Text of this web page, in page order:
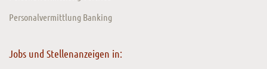
Personalvermittlung Banking
Jobs und Stellenanzeigen in: